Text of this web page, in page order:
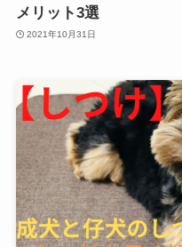
メリット3選
2021年10月31日